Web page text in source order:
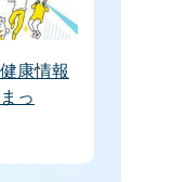
康情報
っ